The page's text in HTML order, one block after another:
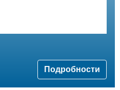
Подробности